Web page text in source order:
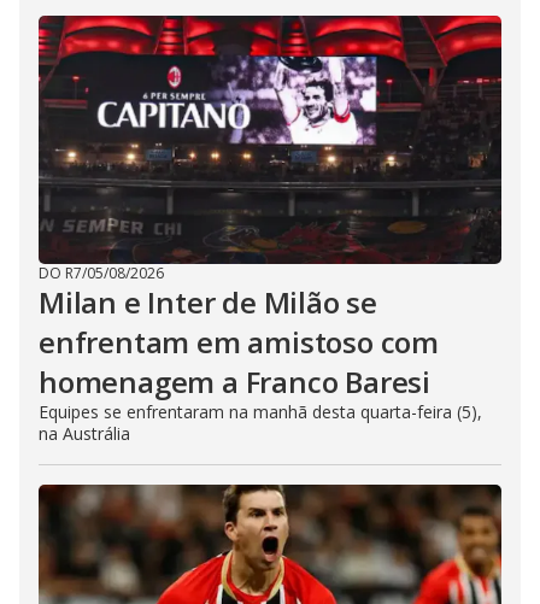
DO R7/05/08/2026
Milan e Inter de Milão se
enfrentam em amistoso com
homenagem a Franco Baresi
Equipes se enfrentaram na manhã desta quarta-feira (5),
na Austrália